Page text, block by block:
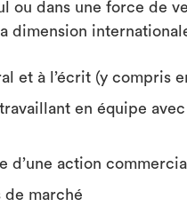
ou dans une force de
dimension
et à l’écrit (y compris
en équipe
d’une action
de marché